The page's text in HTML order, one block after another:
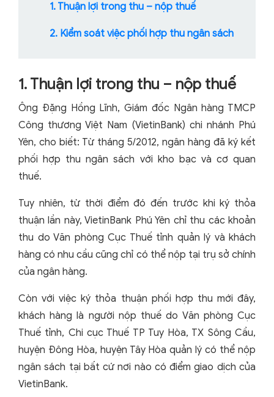
1. Thuận lợi trong thu – nộp thuế
2. Kiểm soát việc phối hợp thu ngân sách
1. Thuận lợi trong thu – nộp thuế
Ông Đặng Hồng Lĩnh, Giám đốc Ngân hàng TMCP
Công thương Việt Nam (VietinBank) chi nhánh Phú
Yên, cho biết: Từ tháng 5/2012, ngân hàng đã ký kết
phối hợp thu ngân sách với kho bạc và cơ quan
thuế.
Tuy nhiên, từ thời điểm đó đến trước khi ký thỏa
thuận lần này, VietinBank Phú Yên chỉ thu các khoản
thu do Văn phòng Cục Thuế tỉnh quản lý và khách
hàng có nhu cầu cũng chỉ có thể nộp tại trụ sở chính
của ngân hàng.
Còn với việc ký thỏa thuận phối hợp thu mới đây,
khách hàng là người nộp thuế do Văn phòng Cục
Thuế tỉnh, Chi cục Thuế TP Tuy Hòa, TX Sông Cầu,
huyện Đông Hòa, huyện Tây Hòa quản lý có thể nộp
ngân sách tại bất cứ nơi nào có điểm giao dịch của
VietinBank.